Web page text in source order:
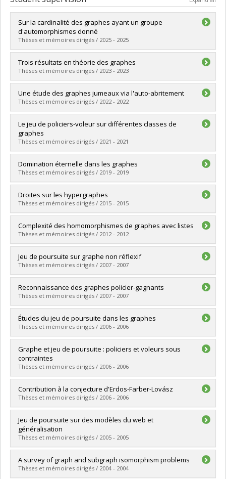
Sur la cardinalité des graphes ayant un groupe
d'automorphismes donné
Thèses et mémoires dirigés / 2025 - 2025
Graduate :Clavette, Francis
Cycle : Master's
Grade :M. Sc.
Lien vers le document dans Papyrus
Trois résultats en théorie des graphes
Thèses et mémoires dirigés / 2023 - 2023
Graduate :Ramamonjisoa, Frank
Cycle : Doctoral
Grade :Ph. D.
Lien vers le document dans Papyrus
Une étude des graphes jumeaux via l'auto-abritement
Thèses et mémoires dirigés / 2022 - 2022
Graduate :Gagnon, Alizée
Cycle :Master's
Grade :M. Sc.
Lien vers le document dans Papyrus
Le jeu de policiers-voleur sur différentes classes de
graphes
Thèses et mémoires dirigés / 2021 - 2021
Graduate : Turcotte, Jérémie
Cycle : Master's
Grade :M. Sc.
Lien vers le document dans Papyrus
Domination éternelle dans les graphes
Thèses et mémoires dirigés / 2019 - 2019
Graduate :Virgile, Virgélot
Cycle : Master's
Grade :M. Sc.
Lien vers le document dans Papyrus
Droites sur les hypergraphes
Thèses et mémoires dirigés / 2015 - 2015
Graduate :Bayani, Aryan
Cycle : Master's
Grade :M. Sc.
Lien vers le document dans Papyrus
Complexité des homomorphismes de graphes avec listes
Thèses et mémoires dirigés / 2012 - 2012
Graduate :Lemaître, Adrien
Cycle : Doctoral
Grade :Ph. D.
Lien vers le document dans Papyrus
Jeu de poursuite sur graphe non réflexif
Thèses et mémoires dirigés / 2007 - 2007
Graduate :El Ouarari, Amal
Cycle : Master's
Grade :M. Sc.
Lien vers le document dans Papyrus
Reconnaissance des graphes policier-gagnants
Thèses et mémoires dirigés / 2007 - 2007
Graduate :Thériault, Benoit
Cycle : Master's
Grade :M. Sc.
Lien vers le document dans Papyrus
Études du jeu de poursuite dans les graphes
Thèses et mémoires dirigés / 2006 - 2006
Graduate :Zine, Youssef
Cycle :Master's
Grade :M. Sc.
Lien vers le document dans Papyrus
Graphe et jeu de poursuite : policiers et voleurs sous
contraintes
Thèses et mémoires dirigés / 2006 - 2006
Graduate :El Harti, Sif El Islam
Cycle : Master's
Grade :M. Sc.
Lien vers le document dans Papyrus
Contribution à la conjecture d'Erdos-Farber-Lovász
Thèses et mémoires dirigés / 2006 - 2006
Graduate :Akrout, Khaled
Cycle :Master's
Grade :M. Sc.
Lien vers le document dans Papyrus
Jeu de poursuite sur des modèles du web et
généralisation
Thèses et mémoires dirigés / 2005 - 2005
Graduate :Ramanampanoharana, Tantely
Cycle : Master's
Grade :M. Sc.
A survey of graph and subgraph isomorphism problems
Thèses et mémoires dirigés / 2004 - 2004